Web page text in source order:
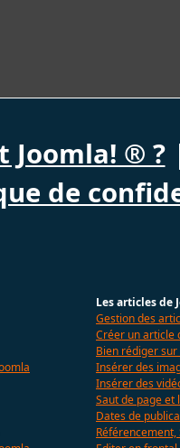
Joomla! ® ?
de
Les articles de
Gestion des
Créer un article
Bien rédiger
Insérer des
Insérer des
Saut de page et
Dates de
Référencement,